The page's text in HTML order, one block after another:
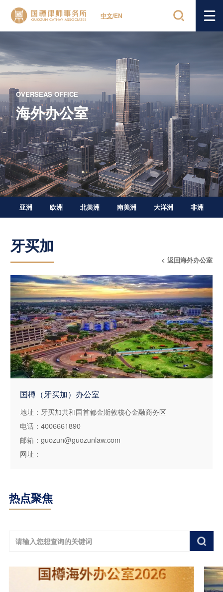
中文/EN
OVERSEAS OFFICE
海外办公室
亚洲 欧洲 北美洲 南美洲 大洋洲 非洲
牙买加
< 返回海外办公室
国樽（牙买加）办公室
地址：牙买加共和国首都金斯敦核心金融商务区
电话：4006661890
邮箱：guozun@guozunlaw.com
网址：
热点聚焦